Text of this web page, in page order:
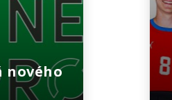
nového